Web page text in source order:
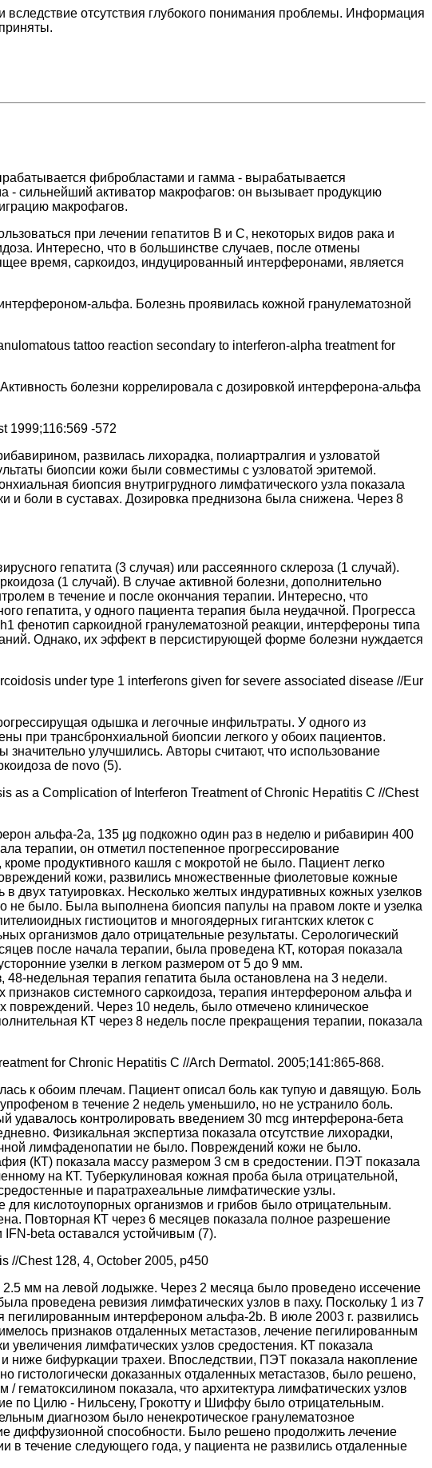
отсутствия глубокого понимания проблемы. Информация
фибробластами и гамма - вырабатывается
сильнейший активатор макрофагов: он вызывает продукцию
макрофагов.
при лечении гепатитов В и С, некоторых видов рака и
Интересно, что в большинстве случаев, после отмены
время, саркоидоз, индуцированный интерферонами, является
альфа. Болезнь проявилась кожной гранулематозной
tattoo reaction secondary to interferon-alpha treatment for
болезни коррелировала с дозировкой интерферона-альфа
1999;116:569 -572
развилась лихорадка, полиартралгия и узловатой
биопсии кожи были совместимы с узловатой эритемой.
биопсия внутригрудного лимфатического узла показала
боли в суставах. Дозировка преднизона была снижена. Через 8
гепатита (3 случая) или рассеянного склероза (1 случай).
(1 случай). В случае активной болезни, дополнительно
в течение и после окончания терапии. Интересно, что
гепатита, у одного пациента терапия была неудачной. Прогресса
фенотип саркоидной гранулематозной реакции, интерфероны типа
Однако, их эффект в персистирующей форме болезни нуждается
under type 1 interferons given for severe associated disease //Eur
одышка и легочные инфильтраты. У одного из
при трансбронхиальной биопсии легкого у обоих пациентов.
улучшились. Авторы считают, что использование
de novo (5).
as a Complication of Interferon Treatment of Chronic Hepatitis C //Chest
альфа-2a, 135 µg подкожно один раз в неделю и рибавирин 400
терапии, он отметил постепенное прогрессирование
продуктивного кашля с мокротой не было. Пациент легко
кожи, развились множественные фиолетовые кожные
двух татуировках. Несколько желтых индуративных кожных узелков
не было. Была выполнена биопсия папулы на правом локте и узелка
гистиоцитов и многоядерных гигантских клеток с
организмов дало отрицательные результаты. Серологический
после начала терапии, была проведена КТ, которая показала
узелки в легком размером от 5 до 9 мм.
недельная терапия гепатита была остановлена на 3 недели.
системного саркоидоза, терапия интерфероном альфа и
Через 10 недель, было отмечено клиническое
КТ через 8 недель после прекращения терапии, показала
for Chronic Hepatitis C //Arch Dermatol. 2005;141:865-868.
к обоим плечам. Пациент описал боль как тупую и давящую. Боль
в течение 2 недель уменьшило, но не устранило боль.
удавалось контролировать введением 30 mcg интерферона-бета
Физикальная экспертиза показала отсутствие лихорадки,
лимфаденопатии не было. Повреждений кожи не было.
(КТ) показала массу размером 3 см в средостении. ПЭТ показала
на КТ. Туберкулиновая кожная проба была отрицательной,
и паратрахеальные лимфатические узлы.
кислотоупорных организмов и грибов было отрицательным.
Повторная КТ через 6 месяцев показала полное разрешение
beta оставался устойчивым (7).
//Chest 128, 4, October 2005, p450
мм на левой лодыжке. Через 2 месяца было проведено иссечение
проведена ревизия лимфатических узлов в паху. Поскольку 1 из 7
интерфероном альфа-2b. В июле 2003 г. развились
признаков отдаленных метастазов, лечение пегилированным
лимфатических узлов средостения. КТ показала
ниже бифуркации трахеи. Впоследствии, ПЭТ показала накопление
гистологически доказанных отдаленных метастазов, было решено,
гематоксилином показала, что архитектура лимфатических узлов
по Цилю - Нильсену, Грокотту и Шиффу было отрицательным.
диагнозом было ненекротическое гранулематозное
диффузионной способности. Было решено продолжить лечение
течение следующего года, у пациента не развились отдаленные